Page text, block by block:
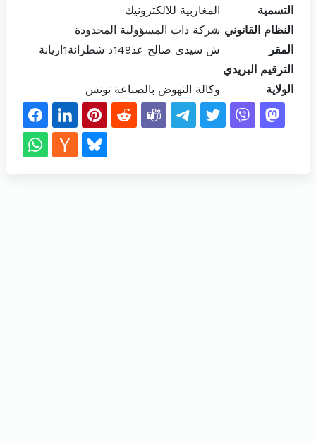
التسمية
المغاربية للالكترونيك
النظام القانوني شركة ذات المسؤولية المحدودة
المقر
ش سيدى صالح عد149د شطرانة1اريانة
الترقيم البريدي
الولاية
وكالة النهوض بالصناعة تونس